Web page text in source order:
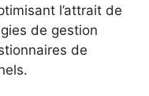
l’attrait de
de gestion
de